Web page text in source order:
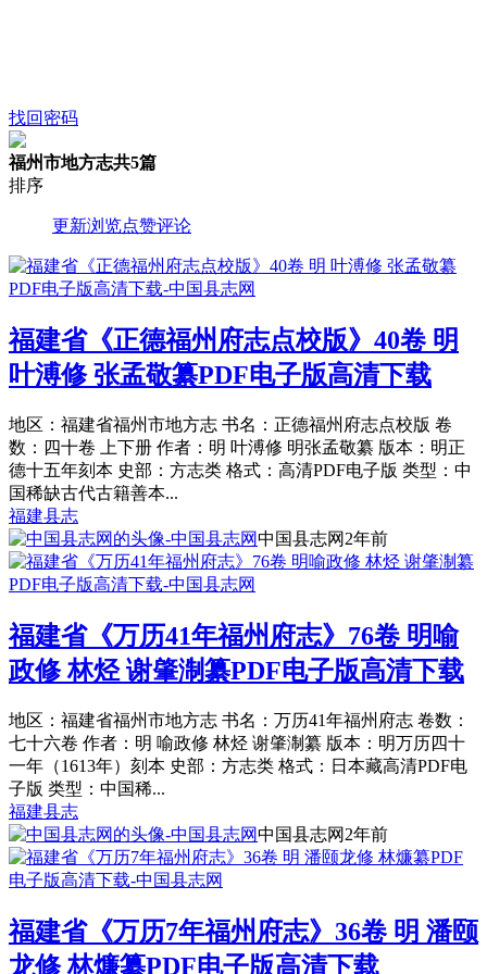
找回密码
福州市地方志共5篇
排序
更新浏览点赞评论
福建省《正德福州府志点校版》40卷 明
叶溥修 张孟敬纂PDF电子版高清下载
地区：福建省福州市地方志 书名：正德福州府志点校版 卷
数：四十卷 上下册 作者：明 叶溥修 明张孟敬纂 版本：明正
德十五年刻本 史部：方志类 格式：高清PDF电子版 类型：中
国稀缺古代古籍善本...
福建县志
中国县志网 2年前
福建省《万历41年福州府志》76卷 明喻
政修 林烃 谢肇淛纂PDF电子版高清下载
地区：福建省福州市地方志 书名：万历41年福州府志 卷数：
七十六卷 作者：明 喻政修 林烃 谢肇淛纂 版本：明万历四十
一年（1613年）刻本 史部：方志类 格式：日本藏高清PDF电
子版 类型：中国稀...
福建县志
中国县志网 2年前
福建省《万历7年福州府志》36卷 明 潘颐
龙修 林燫纂PDF电子版高清下载